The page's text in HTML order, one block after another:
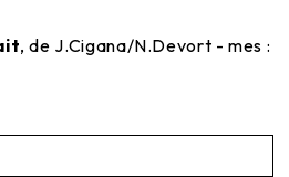
, de J.Cigana/N.Devort - mes :